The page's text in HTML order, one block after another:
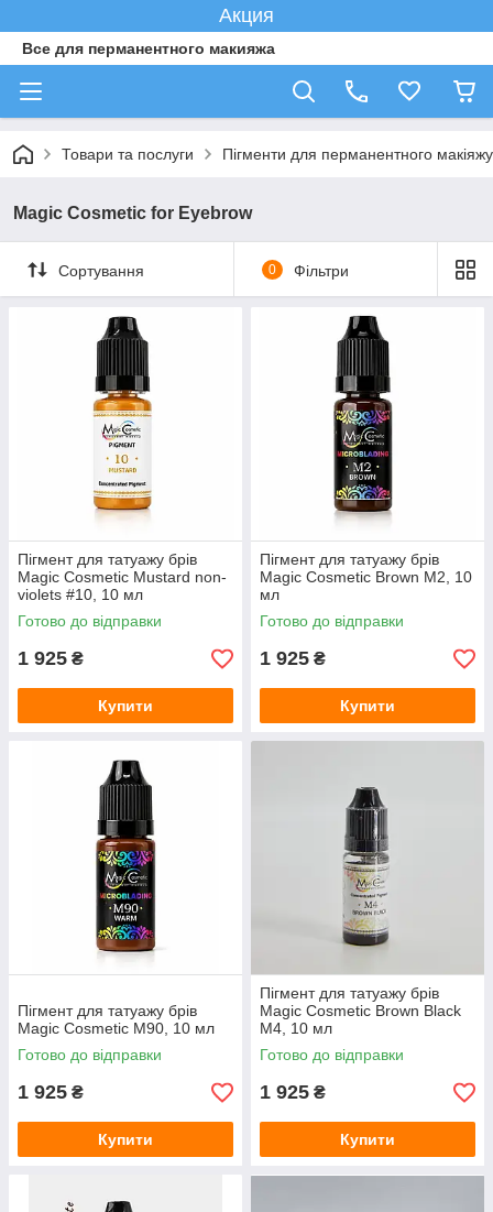
Акция
Все для перманентного макияжа
Товари та послуги Пігменти для перманентного макіяжу
Magic Cosmetic for Eyebrow
Сортування 0 Фільтри
Пігмент для татуажу брів
Magic Cosmetic Mustard non-
violets #10, 10 мл
Готово до відправки
1 925 ₴
Купити
Пігмент для татуажу брів
Magic Cosmetic Brown M2, 10
мл
Готово до відправки
1 925 ₴
Купити
Пігмент для татуажу брів
Magic Cosmetic M90, 10 мл
Готово до відправки
1 925 ₴
Купити
Пігмент для татуажу брів
Magic Cosmetic Brown Black
M4, 10 мл
Готово до відправки
1 925 ₴
Купити